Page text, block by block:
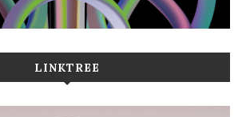
LINKTREE